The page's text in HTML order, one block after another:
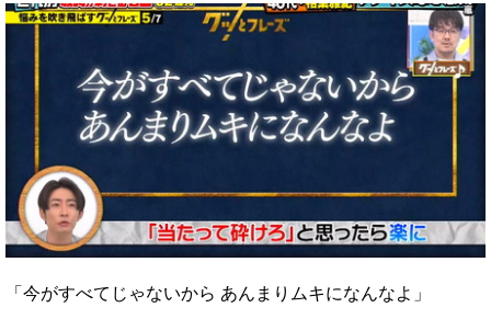
「今がすべてじゃないから あんまりムキになんなよ」